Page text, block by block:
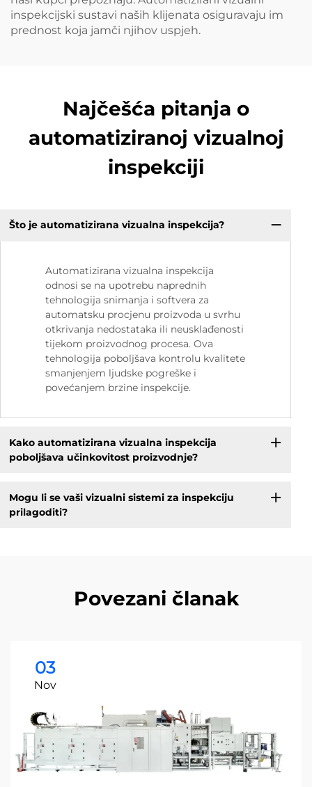
inspekcijski sustavi naših klijenata osiguravaju im
prednost koja jamči njihov uspjeh.
Najčešća pitanja o
automatiziranoj vizualnoj
inspekciji
Što je automatizirana vizualna inspekcija?
Automatizirana vizualna inspekcija
odnosi se na upotrebu naprednih
tehnologija snimanja i softvera za
automatsku procjenu proizvoda u svrhu
otkrivanja nedostataka ili neusklađenosti
tijekom proizvodnog procesa. Ova
tehnologija poboljšava kontrolu kvalitete
smanjenjem ljudske pogreške i
povećanjem brzine inspekcije.
Kako automatizirana vizualna inspekcija
poboljšava učinkovitost proizvodnje?
Mogu li se vaši vizualni sistemi za inspekciju
prilagoditi?
Povezani članak
03
Nov